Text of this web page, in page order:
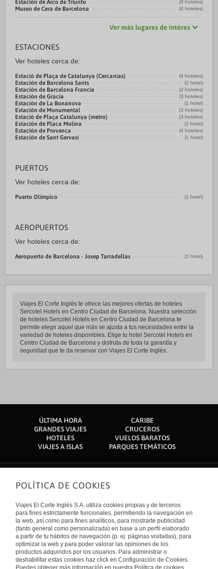
Estación de Arco de Triunfo (3 hoteles)
Museo de Cera de Barcelona (4 hoteles)
Ver más lugares de intéres
ESTACIONES
Ver hoteles cerca de:
Estació de Plaça de Catalunya (Cercanias) (4 hoteles)
Estación de Barcelona Sants (1 hotel)
Estación de Barcelona Francia (2 hoteles)
Estación de Gracia (3 hoteles)
Estación de La Bonanova (1 hotel)
Estación de Monumental (3 hoteles)
Estació de Plaça Catalunya (metro) (3 hoteles)
Estación de Placa Molina (1 hotel)
Estación de Provenca (4 hoteles)
Estación de Sant Gervasi (1 hotel)
PUERTOS
Ver hoteles cerca de:
Puerto Olímpico (1 hotel)
AEROPUERTOS
Ver hoteles cerca de:
Aeropuerto de Barcelona - Josep Tarradellas (1 hotel)
Viajes El Corte Inglés te ofrece las mejores ofertas de hoteles
Sercotel Hotels en Centro Ciudad de Barcelona. Nuestra selección
de hoteles Sercotel Hotels en Centro Ciudad de Barcelona te
permite elegir aquel que más se ajusta a tus necesidades entre la
variedad de hoteles disponibles. Elige tu hotel Sercotel Hotels en
Centro Ciudad de Barcelona y disfruta de toda la garantía y
seguridad que te da reservar con Viajes El Corte Inglés.
ÚLTIMA HORA
CARIBE
GRANDES VIAJES
CRUCEROS
HOTELES
VUELOS BARATOS
VIAJES A ISLAS
PARQUES TEMÁTICOS
Sobre nosotros
Quiénes somos
Financiación
Sostenibilidad
Turismo accesible
Tarjeta El Corte Inglés
Trabaja con nosotros
El Corte Inglés
Canal Ético
Enlaces de interés
Guías de viaje
Catálogos
Auto check-in
Condiciones Generales
Política de privacidad
Internacional
España
POLÍTICA DE COOKIES
Viajes El Corte Inglés S.A. utiliza cookies propias y de terceros
para fines estrictamente funcionales, permitiendo la navegación en
la web, así como para fines analíticos, para mostrarte publicidad
(tanto general como personalizada) en base a un perfil elaborado
a partir de tu hábitos de navegación (p. ej. páginas visitadas), para
optimizar la web y para poder valorar las opiniones de los
productos adquiridos por los usuarios. Para administrar o
deshabilitar estas cookies haz click en Configuración de Cookies.
Puedes obtener más información en nuestra Política de cookies.